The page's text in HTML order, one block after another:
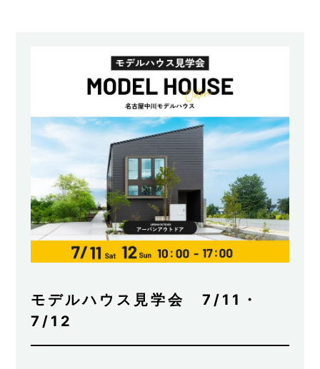
モデルハウス見学会 7/11・
7/12